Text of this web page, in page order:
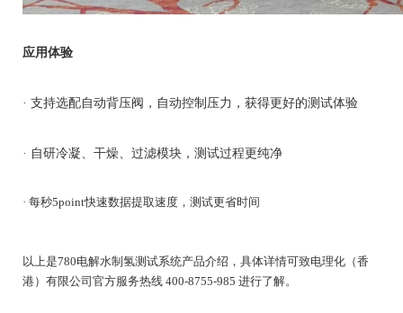
应用体验
· 支持选配自动背压阀，自动控制压力，获得更好的测试体验
· 自研冷凝、干燥、过滤模块，测试过程更纯净
· 每秒5point快速数据提取速度，测试更省时间
以上是780电解水制氢测试系统产品介绍，具体详情可致电理化（香
港）有限公司官方服务热线 400-8755-985 进行了解。